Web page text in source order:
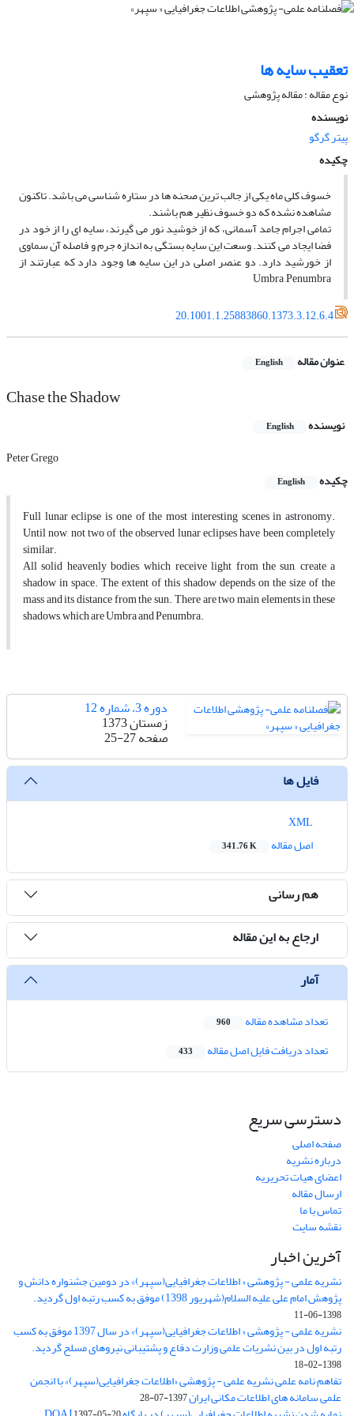
تعقیب سایه ها
نوع مقاله : مقاله پژوهشی
نویسنده
پیتر گرگو
چکیده
خسوف کلی ماه یکی از جالب ترین صحنه­ ها در ستاره شناسی می­ باشد. تاکنون
مشاهده نشده که دو خسوف نظیر هم باشند.
تمامی اجرام جامد آسمانی، که از خوشید نور می­ گیرند، سایه ­ای را از خود در
فضا ایجاد می­ کنند. وسعت این سایه بستگی به اندازه جرم و فاصله آن سماوی
از خورشید دارد. دو عنصر اصلی در این سایه ­ها وجود دارد که عبارتند از
Umbra ,Penumbra
20.1001.1.25883860.1373.3.12.6.4
عنوان مقاله English
Chase the Shadow
نویسنده English
Peter Grego
چکیده
English
Full lunar eclipse is one of the most interesting scenes in astronomy.
Until now, not two of the observed lunar eclipses have been completely
similar.
All solid heavenly bodies, which receive light from the sun, create a
shadow in space. The extent of this shadow depends on the size of the
mass and its distance from the sun. There are two main elements in these
shadows, which are Umbra and Penumbra.
دوره 3، شماره 12
زمستان 1373
صفحه25-27
فایل ها
اصل مقاله
341.76 K
هم رسانی
ارجاع به این مقاله
آمار
تعداد مشاهده مقاله 960
تعداد دریافت فایل اصل مقاله 433
دسترسی سریع
صفحه اصلی
درباره نشریه
اعضای هیات تحریریه
ارسال مقاله
تماس با ما
نقشه سایت
آخرین اخبار
نشریه علمی - پژوهشی « اطلاعات جغرافیایی(سپهر)» در دومین جشنواره دانش و
پژوهش امام علی علیه السلام(شهریور 1398) موفق به کسب رتبه اول گردید.
1398-06-11
نشریه علمی - پژوهشی « اطلاعات جغرافیایی(سپهر)» در سال 1397 موفق به کسب
رتبه اول در بین نشریات علمی وزارت دفاع و پشتیبانی نیروهای مسلح گردید.
1398-02-18
تفاهم نامه علمی نشریه علمی - پژوهشی «اطلاعات جغرافیایی(سپهر)» با انجمن
علمی سامانه های اطلاعات مکانی ایران1397-07-28